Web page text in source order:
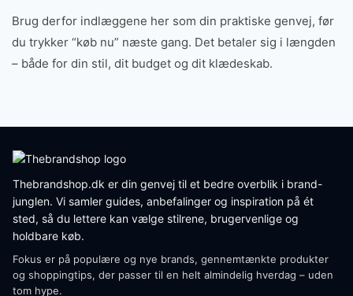
Brug derfor indlæggene her som din praktiske genvej, før
du trykker “køb nu” næste gang. Det betaler sig i længden
– både for din stil, dit budget og dit klædeskab.
Thebrandshop.dk er din genvej til et bedre overblik i brand-
junglen. Vi samler guides, anbefalinger og inspiration på ét
sted, så du lettere kan vælge stilrene, brugervenlige og
holdbare køb.
Fokus er på populære og nye brands, gennemtænkte produkter
og shoppingtips, der passer til en helt almindelig hverdag – uden
tom hype.